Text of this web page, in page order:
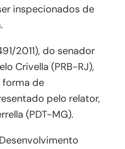
inspecionados de
2011), do senador
Crivella (PRB-RJ),
de
pelo relator,
(PDT-MG).